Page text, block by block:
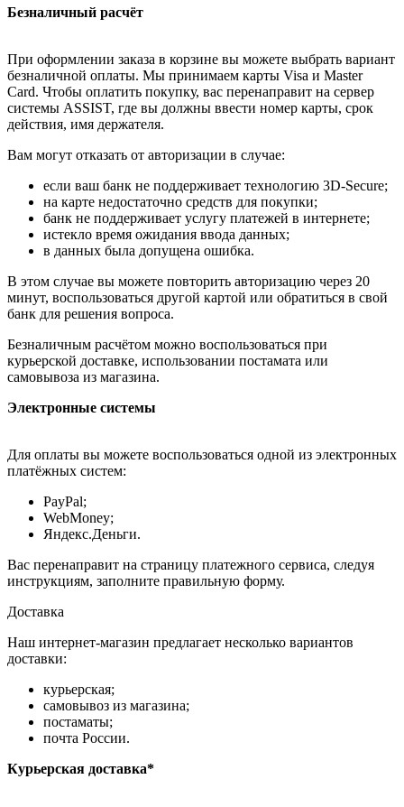
Безналичный расчёт
При оформлении заказа в корзине вы можете выбрать вариант
безналичной оплаты. Мы принимаем карты Visa и Master
Card. Чтобы оплатить покупку, вас перенаправит на сервер
системы ASSIST, где вы должны ввести номер карты, срок
действия, имя держателя.
Вам могут отказать от авторизации в случае:
если ваш банк не поддерживает технологию 3D-Secure;
на карте недостаточно средств для покупки;
банк не поддерживает услугу платежей в интернете;
истекло время ожидания ввода данных;
в данных была допущена ошибка.
В этом случае вы можете повторить авторизацию через 20
минут, воспользоваться другой картой или обратиться в свой
банк для решения вопроса.
Безналичным расчётом можно воспользоваться при
курьерской доставке, использовании постамата или
самовывоза из магазина.
Электронные системы
Для оплаты вы можете воспользоваться одной из электронных
платёжных систем:
PayPal;
WebMoney;
Яндекс.Деньги.
Вас перенаправит на страницу платежного сервиса, следуя
инструкциям, заполните правильную форму.
Доставка
Наш интернет-магазин предлагает несколько вариантов
доставки:
курьерская;
самовывоз из магазина;
постаматы;
почта России.
Курьерская доставка*